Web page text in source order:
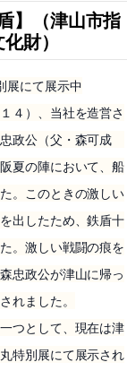
】（津山市指
財）
展にて展示中
４）、当社を造営さ
政公（父・森可成
夏の陣において、船
。このときの激しい
出したため、鉄盾十
。激しい戦闘の痕を
忠政公が津山に帰っ
れました。
つとして、現在は津
特別展にて展示され